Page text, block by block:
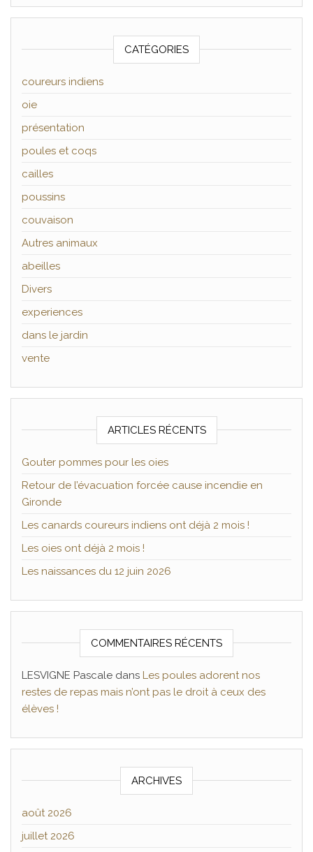
CATÉGORIES
coureurs indiens
oie
présentation
poules et coqs
cailles
poussins
couvaison
Autres animaux
abeilles
Divers
experiences
dans le jardin
vente
ARTICLES RÉCENTS
Gouter pommes pour les oies
Retour de l’évacuation forcée cause incendie en
Gironde
Les canards coureurs indiens ont déjà 2 mois !
Les oies ont déjà 2 mois !
Les naissances du 12 juin 2026
COMMENTAIRES RÉCENTS
LESVIGNE Pascale dans Les poules adorent nos
restes de repas mais n’ont pas le droit à ceux des
élèves !
ARCHIVES
août 2026
juillet 2026